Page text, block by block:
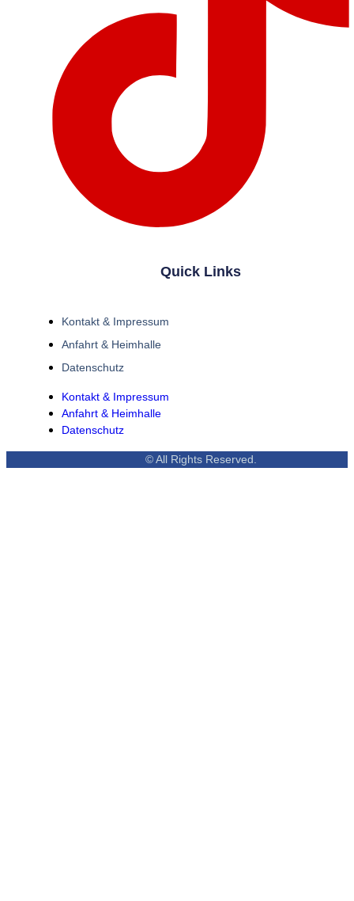
Quick Links
Kontakt & Impressum
Anfahrt & Heimhalle
Datenschutz
Kontakt & Impressum
Anfahrt & Heimhalle
Datenschutz
© All Rights Reserved.